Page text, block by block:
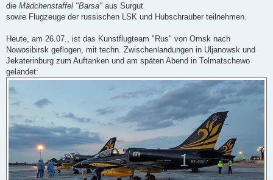
die Mädchenstaffel "Barsa" aus Surgut
sowie Flugzeuge der russischen LSK und Hubschrauber teilnehmen.
Heute, am 26.07., ist das Kunstflugteam "Rus" von Omsk nach
Nowosibirsk geflogen, mit techn. Zwischenlandungen in Uljanowsk und
Jekaterinburg zum Auftanken und am späten Abend in Tolmatschewo
gelandet: